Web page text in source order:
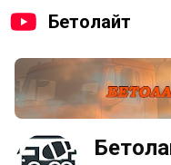
Бетолайт